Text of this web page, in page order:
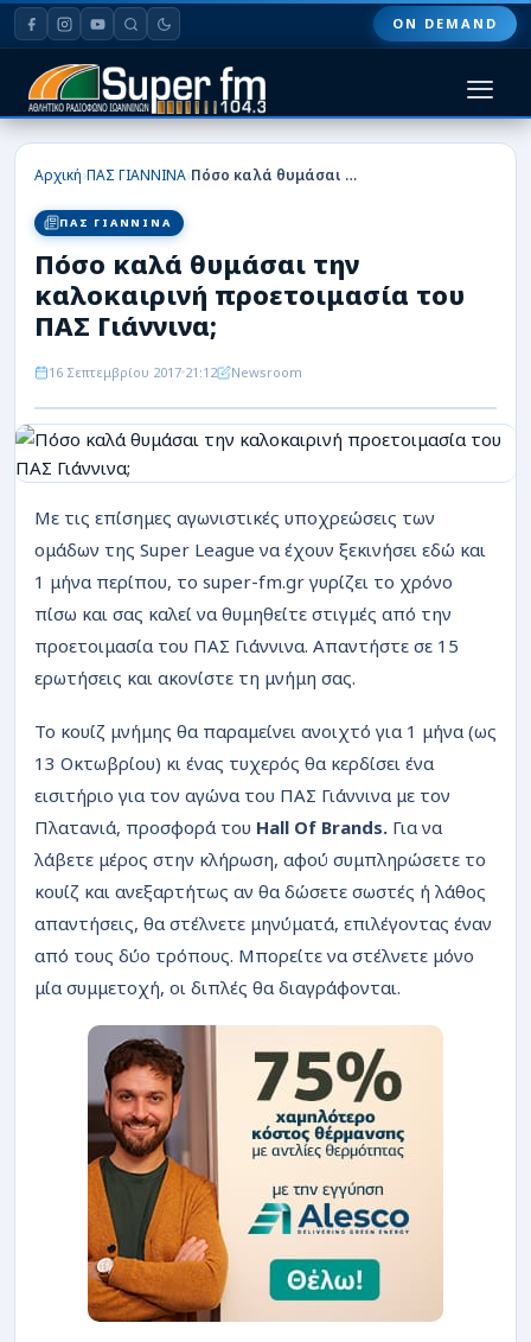
ON DEMAND
HOME
ΠΟΔΟΣΦΑΙΡΟ
ΜΠΑΣΚΕΤ
ΣΠΟΡ
ΕΙΔΗΣΕΙΣ
ΑΡΘΡΟΓΡΑΦΙΕΣ
Αρχική›ΠΑΣ ΓΙΑΝΝΙΝΑ› Πόσο καλά θυμάσαι την καλοκαιρινή προετοιμασία του ΠΑΣ Γιάννινα;
ΠΑΣ ΓΙΑΝΝΙΝΑ
Πόσο καλά θυμάσαι την
καλοκαιρινή προετοιμασία του
ΠΑΣ Γιάννινα;
16 Σεπτεμβρίου 2017 21:12 Newsroom
Με τις επίσημες αγωνιστικές υποχρεώσεις των
ομάδων της Super League να έχουν ξεκινήσει εδώ και
1 μήνα περίπου, το super-fm.gr γυρίζει το χρόνο
πίσω και σας καλεί να θυμηθείτε στιγμές από την
προετοιμασία του ΠΑΣ Γιάννινα. Απαντήστε σε 15
ερωτήσεις και ακονίστε τη μνήμη σας.
Το κουίζ μνήμης θα παραμείνει ανοιχτό για 1 μήνα (ως
13 Οκτωβρίου) κι ένας τυχερός θα κερδίσει ένα
εισιτήριο για τον αγώνα του ΠΑΣ Γιάννινα με τον
Πλατανιά, προσφορά του Hall Of Brands. Για να
λάβετε μέρος στην κλήρωση, αφού συμπληρώσετε το
κουίζ και ανεξαρτήτως αν θα δώσετε σωστές ή λάθος
απαντήσεις, θα στέλνετε μηνύματά, επιλέγοντας έναν
από τους δύο τρόπους. Μπορείτε να στέλνετε μόνο
μία συμμετοχή, οι διπλές θα διαγράφονται.